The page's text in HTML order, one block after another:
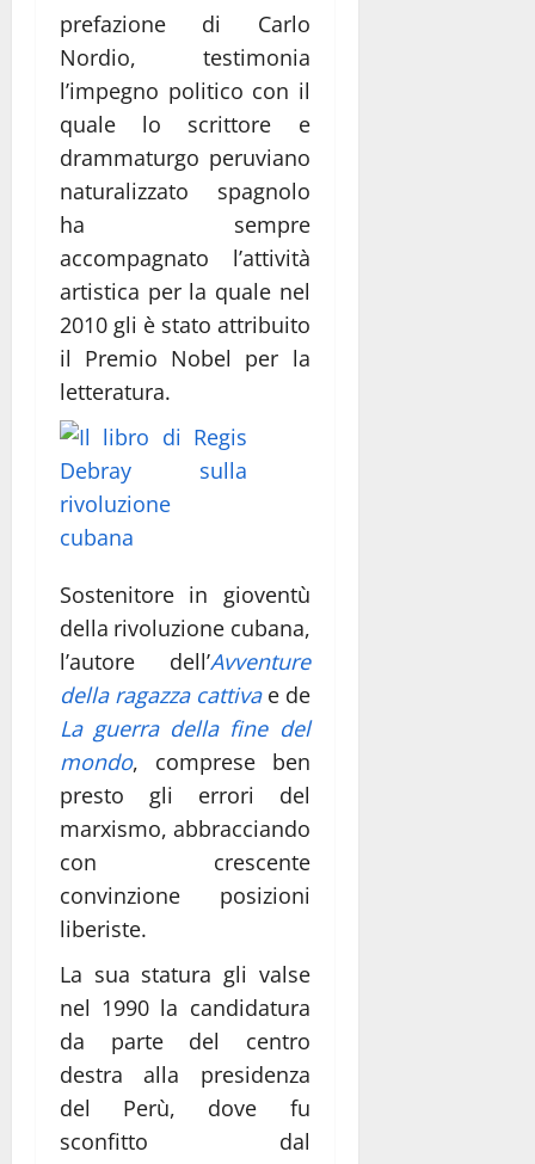
prefazione di Carlo
Nordio, testimonia
l’impegno politico con il
quale lo scrittore e
drammaturgo peruviano
naturalizzato spagnolo
ha sempre
accompagnato l’attività
artistica per la quale nel
2010 gli è stato attribuito
il Premio Nobel per la
letteratura.
Sostenitore in gioventù
della rivoluzione cubana,
l’autore dell’Avventure
della ragazza cattivae de
La guerra della fine del
mondo, comprese ben
presto gli errori del
marxismo, abbracciando
con crescente
convinzione posizioni
liberiste.
La sua statura gli valse
nel 1990 la candidatura
da parte del centro
destra alla presidenza
del Perù, dove fu
sconfitto dal